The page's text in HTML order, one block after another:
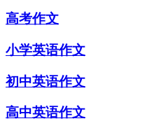
高考作文
小学英语作文
初中英语作文
高中英语作文